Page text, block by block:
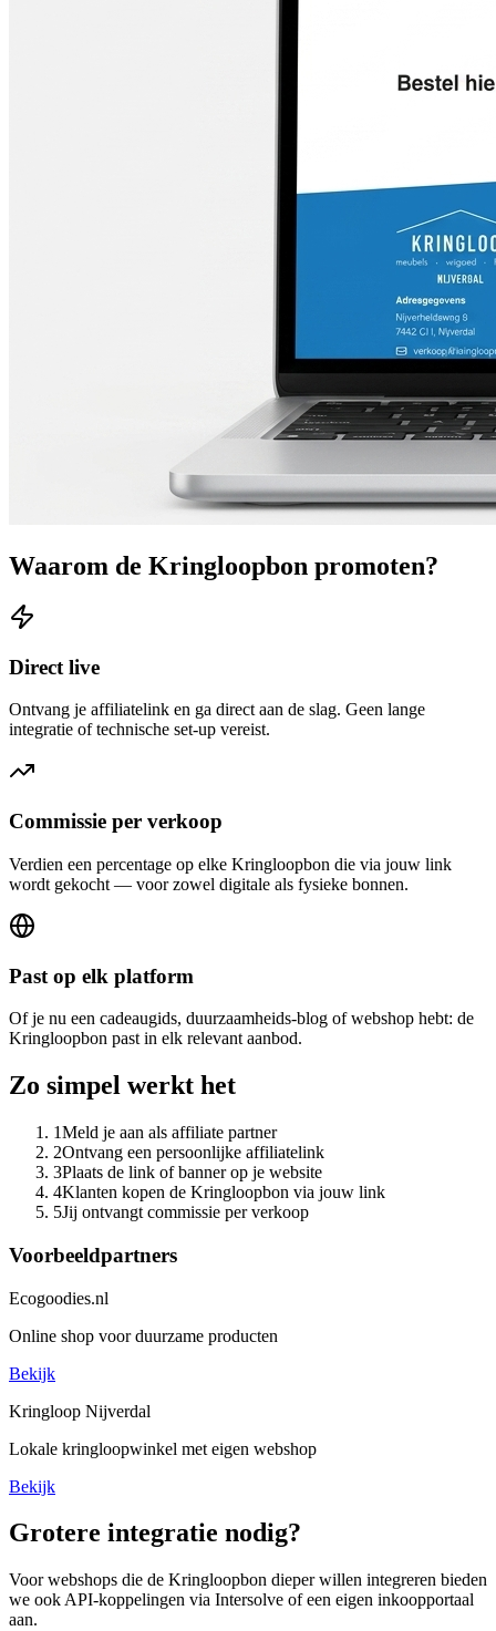
Waarom de Kringloopbon promoten?
Direct live
Ontvang je affiliatelink en ga direct aan de slag. Geen lange
integratie of technische set-up vereist.
Commissie per verkoop
Verdien een percentage op elke Kringloopbon die via jouw link
wordt gekocht — voor zowel digitale als fysieke bonnen.
Past op elk platform
Of je nu een cadeaugids, duurzaamheids-blog of webshop hebt: de
Kringloopbon past in elk relevant aanbod.
Zo simpel werkt het
1Meld je aan als affiliate partner
2Ontvang een persoonlijke affiliatelink
3Plaats de link of banner op je website
4Klanten kopen de Kringloopbon via jouw link
5Jij ontvangt commissie per verkoop
Voorbeeldpartners
Ecogoodies.nl
Online shop voor duurzame producten
Bekijk
Kringloop Nijverdal
Lokale kringloopwinkel met eigen webshop
Bekijk
Grotere integratie nodig?
Voor webshops die de Kringloopbon dieper willen integreren bieden
we ook API-koppelingen via Intersolve of een eigen inkoopportaal
aan.